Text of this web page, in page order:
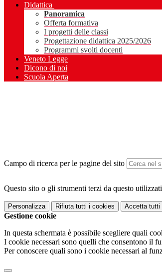
Didattica
Panoramica
Offerta formativa
I progetti delle classi
Progettazione didattica 2025/2026
Programmi svolti docenti
Veneto Legge
Dicono di noi
Scuola Aperta
Campo di ricerca per le pagine del sito
Questo sito o gli strumenti terzi da questo
Personalizza Rifiuta tutti i cookies Accetta tutti
Gestione cookie
In questa schermata è possibile scegliere quali
I cookie necessari sono quelli che consentono il
Per conoscere quali sono i cookie necessari al